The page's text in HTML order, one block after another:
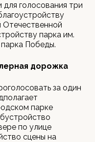
голосования три
Отечественной
парка им.
Победы.
дорожка
за один
парке
по улице
сцены на